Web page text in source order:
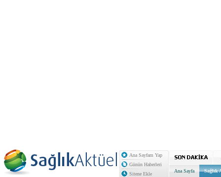
Ana Sayfam Yap
Günün Haberleri
Sitene Ekle
Ana Sayfa Sağlık